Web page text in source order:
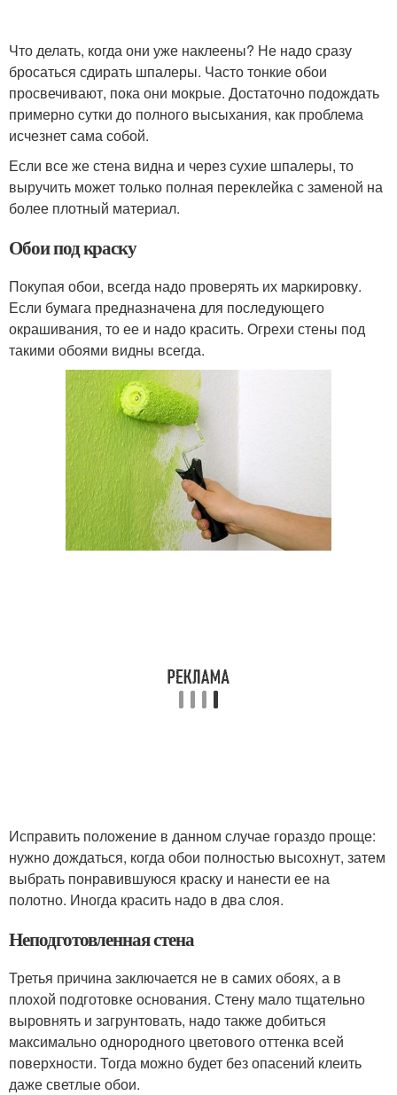
Что делать, когда они уже наклеены? Не надо сразу
бросаться сдирать шпалеры. Часто тонкие обои
просвечивают, пока они мокрые. Достаточно подождать
примерно сутки до полного высыхания, как проблема
исчезнет сама собой.
Если все же стена видна и через сухие шпалеры, то
выручить может только полная переклейка с заменой на
более плотный материал.
Обои под краску
Покупая обои, всегда надо проверять их маркировку.
Если бумага предназначена для последующего
окрашивания, то ее и надо красить. Огрехи стены под
такими обоями видны всегда.
Исправить положение в данном случае гораздо проще:
нужно дождаться, когда обои полностью высохнут, затем
выбрать понравившуюся краску и нанести ее на
полотно. Иногда красить надо в два слоя.
Неподготовленная стена
Третья причина заключается не в самих обоях, а в
плохой подготовке основания. Стену мало тщательно
выровнять и загрунтовать, надо также добиться
максимально однородного цветового оттенка всей
поверхности. Тогда можно будет без опасений клеить
даже светлые обои.